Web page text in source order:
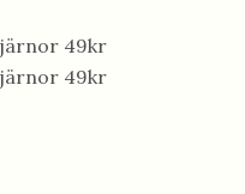
49kr
49kr